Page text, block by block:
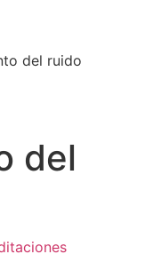
del ruido
del